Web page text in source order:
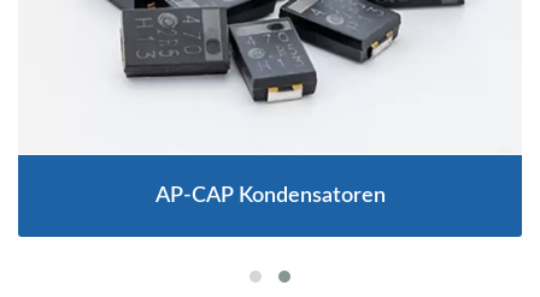
AP-CAP Kondensatoren